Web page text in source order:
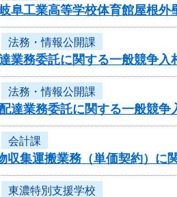
阜工業高等学校体育館屋根
法務・情報公開課
業務委託に関する一般競争入
法務・情報公開課
達業務委託に関する一般競争
会計課
収集運搬業務（単価契約）に
東濃特別支援学校